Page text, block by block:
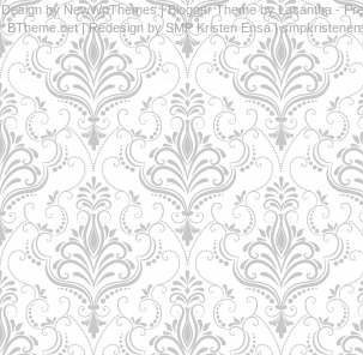
Design byNewWpThemes| Blogger Theme byLasantha -
BTheme.net| Redesign bySMP Kristen Ensa|